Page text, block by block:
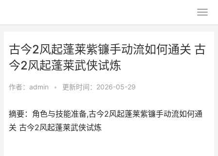
古今2风起蓬莱紫镰手动流如何通关 古
今2风起蓬莱武侠试炼
作者： admin • 更新时间：2026-05-29
摘要：角色与技能准备,古今2风起蓬莱紫镰手动流如何通
关 古今2风起蓬莱武侠试炼